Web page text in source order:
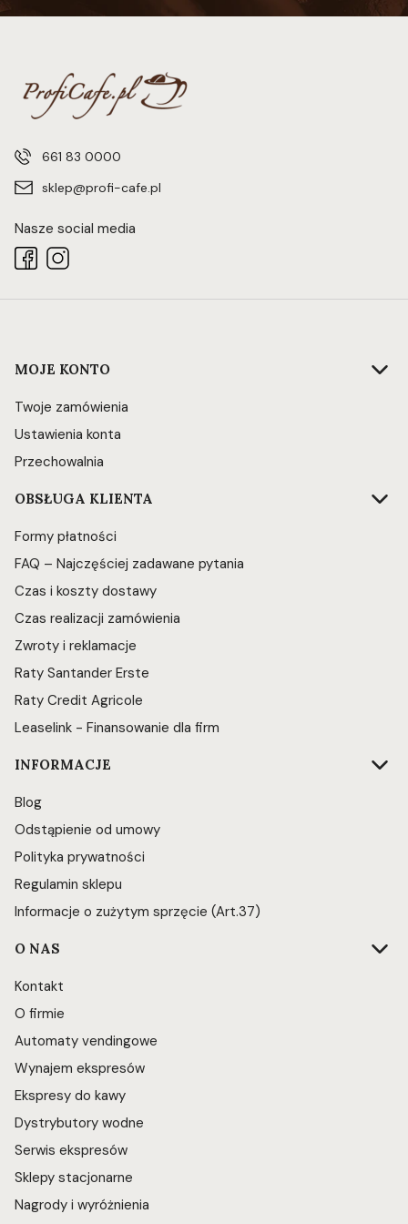
661 83 0000
sklep@profi-cafe.pl
Nasze social media
Linki w stopce
MOJE KONTO
Twoje zamówienia
Ustawienia konta
Przechowalnia
OBSŁUGA KLIENTA
Formy płatności
FAQ – Najczęściej zadawane pytania
Czas i koszty dostawy
Czas realizacji zamówienia
Zwroty i reklamacje
Raty Santander Erste
Raty Credit Agricole
Leaselink - Finansowanie dla firm
INFORMACJE
Blog
Odstąpienie od umowy
Polityka prywatności
Regulamin sklepu
Informacje o zużytym sprzęcie (Art.37)
O NAS
Kontakt
O firmie
Automaty vendingowe
Wynajem ekspresów
Ekspresy do kawy
Dystrybutory wodne
Serwis ekspresów
Sklepy stacjonarne
Nagrody i wyróżnienia